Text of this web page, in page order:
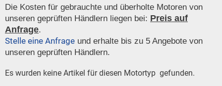
Die Kosten für gebrauchte und überholte Motoren von
unseren geprüften Händlern liegen bei: Preis auf
Anfrage.
Stelle eine Anfrage und erhalte bis zu 5 Angebote von
unseren geprüften Händlern.
Es wurden keine Artikel für diesen Motortyp gefunden.